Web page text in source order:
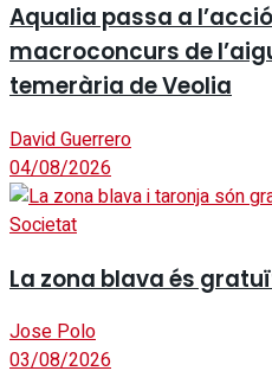
Aqualia passa a
macroconcurs de
temerària de Veolia
David Guerrero
04/08/2026
Societat
La zona blava és
Jose Polo
03/08/2026